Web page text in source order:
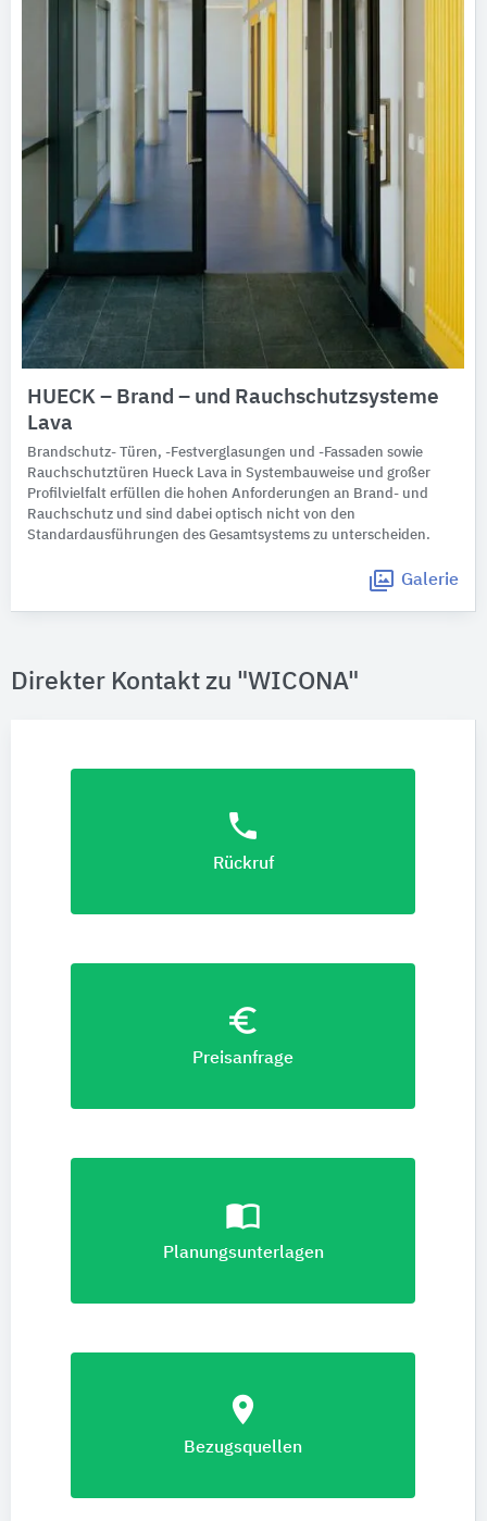
HUECK – Brand – und Rauchschutzsysteme
Lava
Brandschutz- Türen, -Festverglasungen und -Fassaden sowie
Rauchschutztüren Hueck Lava in Systembauweise und großer
Profilvielfalt erfüllen die hohen Anforderungen an Brand- und
Rauchschutz und sind dabei optisch nicht von den
Standardausführungen des Gesamtsystems zu unterscheiden.
Galerie
Direkter Kontakt zu "WICONA"
phone
Rückruf
euro_symbol
Preisanfrage
import_contacts
Planungsunterlagen
location_on
Bezugsquellen